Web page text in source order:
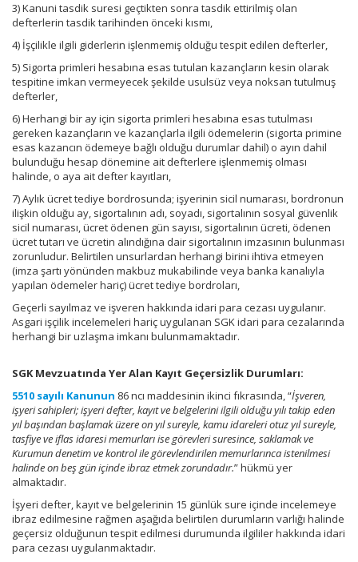
3) Kanuni tasdik suresi geçtikten sonra tasdik ettirilmiş olan
defterlerin tasdik tarihinden önceki kısmı,
4) İşçilikle ilgili giderlerin işlenmemiş olduğu tespit edilen defterler,
5) Sigorta primleri hesabına esas tutulan kazançların kesin olarak
tespitine imkan vermeyecek şekilde usulsüz veya noksan tutulmuş
defterler,
6) Herhangi bir ay için sigorta primleri hesabına esas tutulması
gereken kazançların ve kazançlarla ilgili ödemelerin (sigorta primine
esas kazancın ödemeye bağlı olduğu durumlar dahil) o ayın dahil
bulunduğu hesap dönemine ait defterlere işlenmemiş olması
halinde, o aya ait defter kayıtları,
7) Aylık ücret tediye bordrosunda; işyerinin sicil numarası, bordronun
ilişkin olduğu ay, sigortalının adı, soyadı, sigortalının sosyal güvenlik
sicil numarası, ücret ödenen gün sayısı, sigortalının ücreti, ödenen
ücret tutarı ve ücretin alındığına dair sigortalının imzasının bulunması
zorunludur. Belirtilen unsurlardan herhangi birini ihtiva etmeyen
(imza şartı yönünden makbuz mukabilinde veya banka kanalıyla
yapılan ödemeler hariç) ücret tediye bordroları,
Geçerli sayılmaz ve işveren hakkında idari para cezası uygulanır.
Asgari işçilik incelemeleri hariç uygulanan SGK idari para cezalarında
herhangi bir uzlaşma imkanı bulunmamaktadır.
SGK Mevzuatında Yer Alan Kayıt Geçersizlik Durumları:
5510 sayılı Kanunun 86 ncı maddesinin ikinci fıkrasında, “İşveren,
işyeri sahipleri; işyeri defter, kayıt ve belgelerini ilgili olduğu yılı takip eden
yıl başından başlamak üzere on yıl sureyle, kamu idareleri otuz yıl sureyle,
tasfiye ve iflas idaresi memurları ise görevleri suresince, saklamak ve
Kurumun denetim ve kontrol ile görevlendirilen memurlarınca istenilmesi
halinde on beş gün içinde ibraz etmek zorundadır.” hükmü yer
almaktadır.
İşyeri defter, kayıt ve belgelerinin 15 günlük sure içinde incelemeye
ibraz edilmesine rağmen aşağıda belirtilen durumların varlığı halinde
geçersiz olduğunun tespit edilmesi durumunda ilgililer hakkında idari
para cezası uygulanmaktadır.